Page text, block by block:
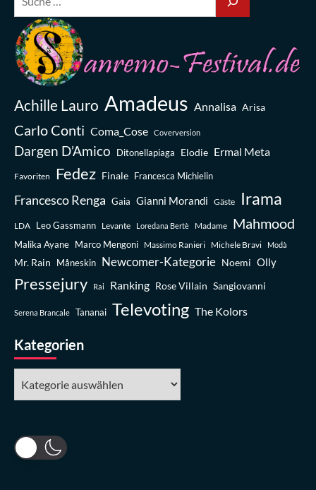
Achille Lauro Amadeus Annalisa Arisa
Carlo Conti Coma_Cose Coverversion
Dargen D’Amico Ditonellapiaga Elodie Ermal Meta
Favoriten Fedez Finale Francesca Michielin
Francesco Renga Gaia Gianni Morandi Gäste Irama
LDA Leo Gassmann Levante Loredana Bertè Madame Mahmood
Malika Ayane Marco Mengoni Massimo Ranieri Michele Bravi Modà
Mr. Rain Måneskin Newcomer-Kategorie Noemi Olly
Pressejury Rai Ranking Rose Villain Sangiovanni
Serena Brancale Tananai Televoting The Kolors
Kategorien